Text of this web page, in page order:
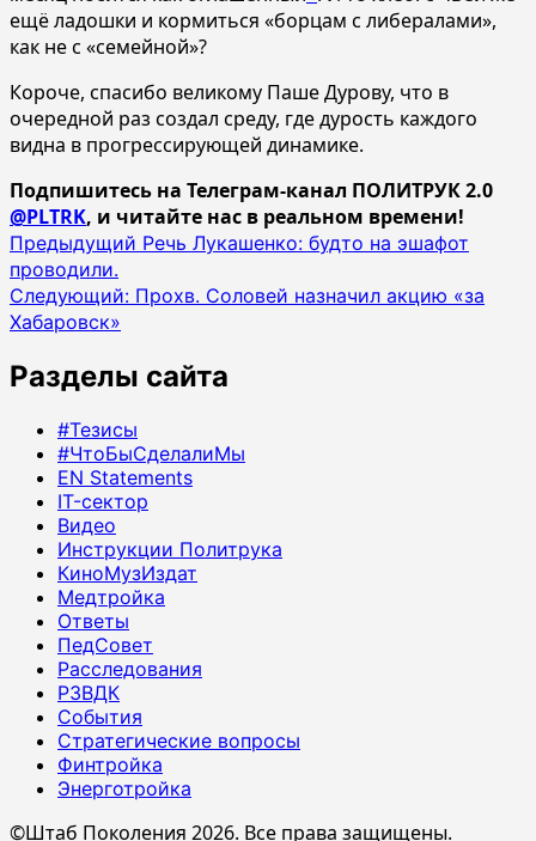
ещё ладошки и кормиться «борцам с либералами»,
как не с «семейной»?
Короче, спасибо великому Паше Дурову, что в
очередной раз создал среду, где дурость каждого
видна в прогрессирующей динамике.
Подпишитесь на Телеграм-канал ПОЛИТРУК 2.0
@PLTRK, и читайте нас в реальном времени!
Навигация
записи
Предыдущий Речь Лукашенко: будто на эшафот
проводили.
Следующий: Прохв. Соловей назначил акцию «за
Хабаровск»
Разделы сайта
#Тезисы
#ЧтоБыСделалиМы
EN Statements
IT-сектор
Видео
Инструкции Политрука
КиноМузИздат
Медтройка
Ответы
ПедСовет
Расследования
РЗВДК
События
Стратегические вопросы
Финтройка
Энерготройка
©Штаб Поколения 2026. Все права защищены.